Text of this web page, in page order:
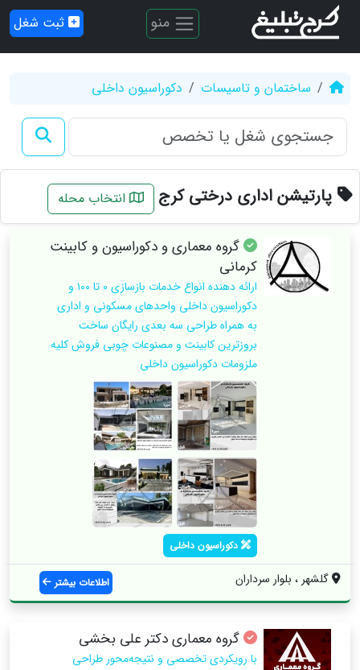
منو ثبت شغل
ساختمان و تاسیسات دکوراسیون داخلی
پارتیشن اداری درختی کرج انتخاب محله
گروه معماری و دکوراسیون و کابینت
کرمانی
ارائه دهنده انواع خدمات بازسازی ۰ تا ۱۰۰ و
دکوراسیون داخلی واحدهای مسکونی و اداری
به همراه طراحی سه بعدی رایگان ساخت
بروزترین کابینت و مصنوعات چوبی فروش کلیه
ملزومات دکوراسیون داخلی
دکوراسیون داخلی
گلشهر ، بلوار سرداران اطلاعات بیشتر
گروه معماری دکتر علی بخشی
با رویکردی تخصصی و نتیجه‌محور طراحی